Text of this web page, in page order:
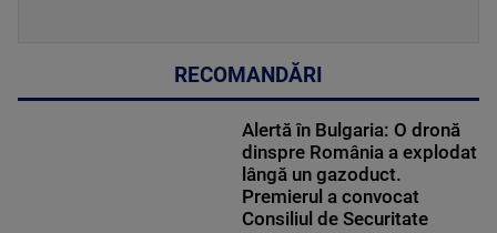
RECOMANDĂRI
Alertă în Bulgaria: O dronă
dinspre România a explodat
lângă un gazoduct.
Premierul a convocat
Consiliul de Securitate